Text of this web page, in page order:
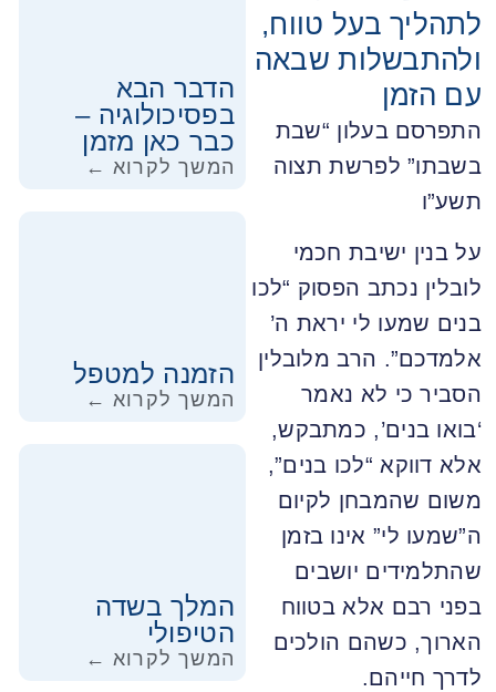
הדבר הבא
בפסיכולוגיה –
כבר כאן מזמן
המשך לקרוא ←
הזמנה למטפל
המשך לקרוא ←
המלך בשדה
הטיפולי
המשך לקרוא ←
לתהליך בעל טווח,
ולהתבשלות שבאה
עם הזמן
התפרסם בעלון “שבת
בשבתו” לפרשת תצוה
תשע”ו
על בנין ישיבת חכמי
לובלין נכתב הפסוק “לכו
בנים שמעו לי יראת ה’
אלמדכם”. הרב מלובלין
הסביר כי לא נאמר
‘בואו בנים’, כמתבקש,
אלא דווקא “לכו בנים”,
משום שהמבחן לקיום
ה”שמעו לי” אינו בזמן
שהתלמידים יושבים
בפני רבם אלא בטווח
הארוך, כשהם הולכים
לדרך חייהם.